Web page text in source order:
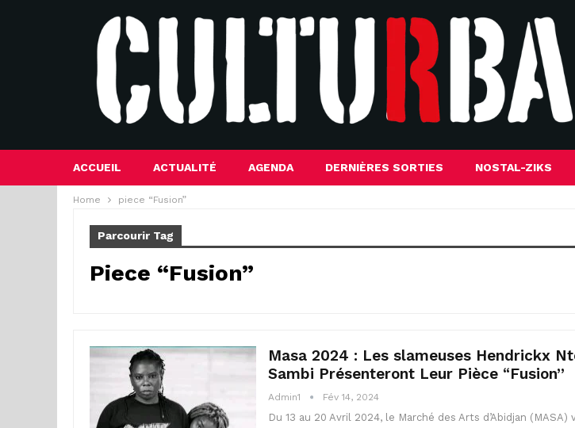
ACCUEIL ACTUALITÉ AGENDA DERNIÈRES SORTIES NOSTAL-ZIKS
Home piece “Fusion”
Parcourir Tag
Piece “Fusion”
Masa 2024 : Les slameuses Hendrickx
Sambi Présenteront Leur Pièce “Fusion”
Admin1 Fév 14, 2024
Du 13 au 20 Avril 2024, le Marché des Arts d’Abidjan